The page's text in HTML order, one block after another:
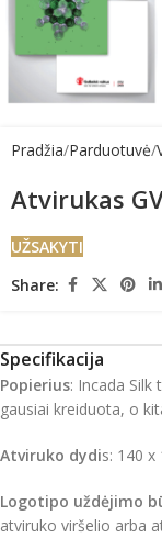
Pradžia Parduotuvė
Atvirukas
UŽSAKYTI
Share:
Specifikacija
Popierius: Incada Silk
gausiai kreiduota, o
Atviruko dydis: 140 x
Logotipo uždėjimo
atviruko viršelio arba